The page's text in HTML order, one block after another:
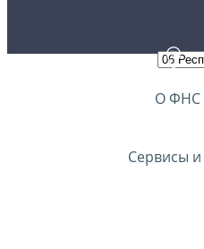
О ФНС
Сервисы и